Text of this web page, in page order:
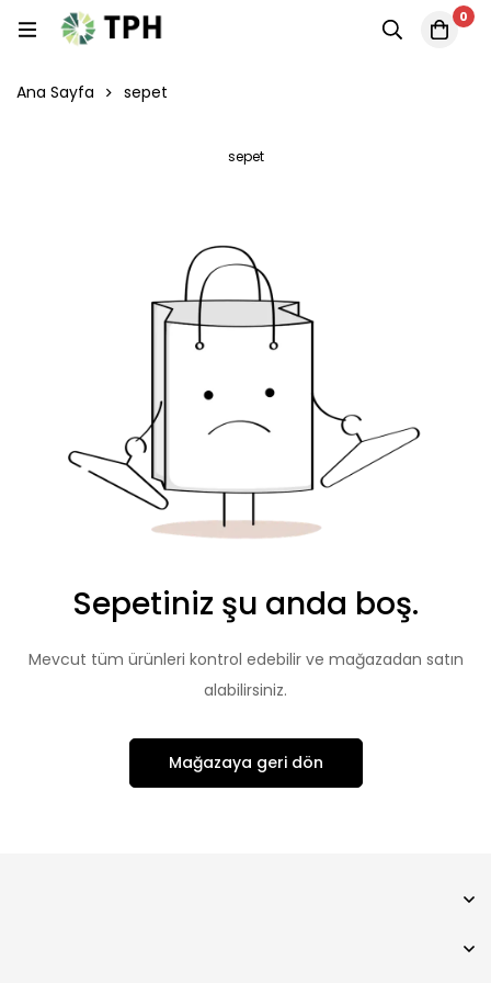
0
Ana Sayfa sepet
sepet
Sepetiniz şu anda boş.
Mevcut tüm ürünleri kontrol edebilir ve mağazadan satın
alabilirsiniz.
Mağazaya geri dön